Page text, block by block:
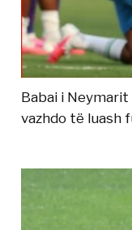
Babai i
vazhdo të luash